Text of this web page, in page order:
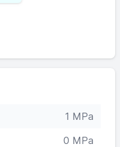
1 MPa
0 MPa